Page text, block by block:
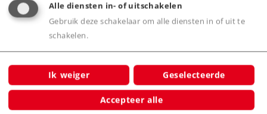
Productinfo
Bijbehorende producten
Alle diensten in- of uitschakelen
Gebruik deze schakelaar om alle diensten in of uit te
schakelen.
Ik weiger Geselecteerde
Accepteer alle